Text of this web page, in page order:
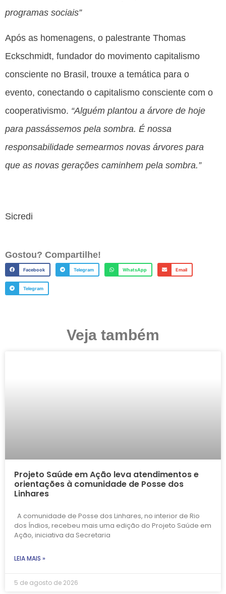
programas sociais”
Após as homenagens, o palestrante Thomas
Eckschmidt, fundador do movimento capitalismo
consciente no Brasil, trouxe a temática para o
evento, conectando o capitalismo consciente com o
cooperativismo. “Alguém plantou a árvore de hoje
para passássemos pela sombra. É nossa
responsabilidade semearmos novas árvores para
que as novas gerações caminhem pela sombra.”
Sicredi
Gostou? Compartilhe!
Facebook Telegram WhatsApp Email
Telegram
Veja também
Projeto Saúde em Ação leva atendimentos e
orientações à comunidade de Posse dos
Linhares
A comunidade de Posse dos Linhares, no interior de Rio
dos Índios, recebeu mais uma edição do Projeto Saúde em
Ação, iniciativa da Secretaria
LEIA MAIS »
5 de agosto de 2026